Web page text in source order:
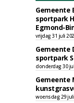
Gemeente
sportpark
Egmond-
vrijdag 31 juli
Gemeente
sportpark
donderdag 30
Gemeente
woensdag 29